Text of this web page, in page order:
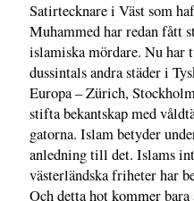
Satirtecknare i Väst som
Muhammed har redan fått
islamiska mördare. Nu har
dussintals andra städer i
Europa – Zürich,
stifta bekantskap med
gatorna. Islam betyder
anledning till det. Islams
västerländska friheter har
Och detta hot kommer